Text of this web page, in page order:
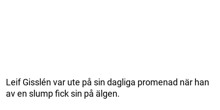
Leif Gisslén var ute på sin dagliga promenad när han
av en slump fick sin på älgen.